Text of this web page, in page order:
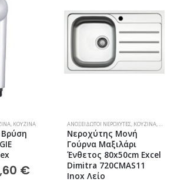
, ΚΟΥΖΊΝΑ
€
ΑΝΟΞΕΊΔΩΤΟΙ ΝΕΡΟΧΎΤΕΣ, ΚΟΥΖΊΝΑ,
Νεροχύτης Μονή
Γούρνα Μαξιλάρι
Ένθετος 80x50cm Excel
Dimitra 720CMAS11
Inox Λείο